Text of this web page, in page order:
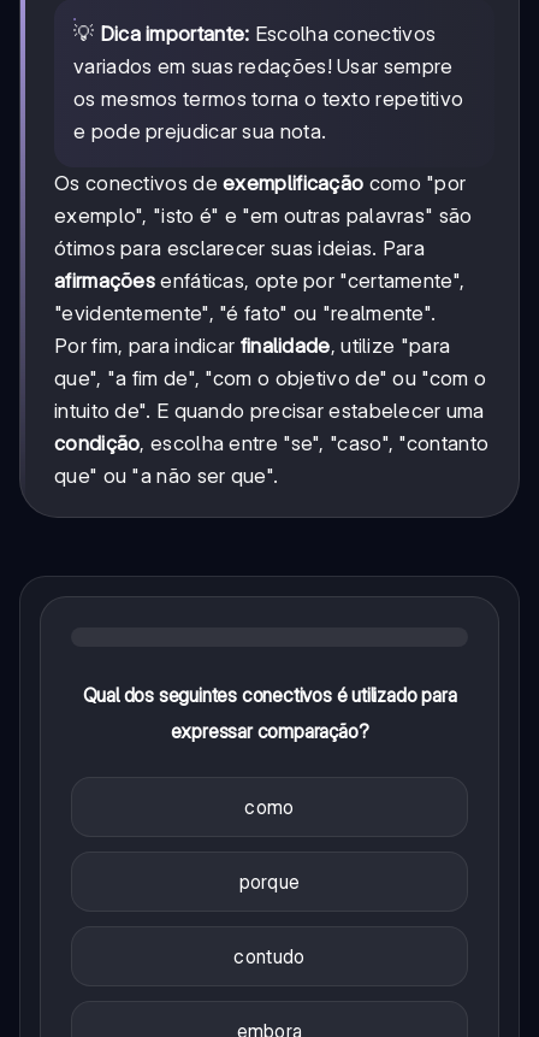
💡 Dica importante: Escolha conectivos
variados em suas redações! Usar sempre
os mesmos termos torna o texto repetitivo
e pode prejudicar sua nota.
Os conectivos deexemplificação como "por
exemplo", "isto é" e "em outras palavras" são
ótimos para esclarecer suas ideias. Para
afirmações enfáticas, opte por "certamente",
"evidentemente", "é fato" ou "realmente".
Por fim, para indicar finalidade, utilize "para
que", "a fim de", "com o objetivo de" ou "com o
intuito de". E quando precisar estabelecer uma
condição, escolha entre "se", "caso", "contanto
que" ou "a não ser que".
Qual dos seguintes conectivos é utilizado para
expressar comparação?
como
porque
contudo
embora